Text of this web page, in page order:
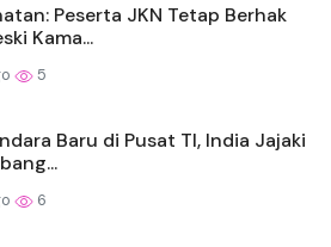
Peserta JKN Tetap Berhak
Kama...
5
Baru di Pusat TI, India Jajaki
6